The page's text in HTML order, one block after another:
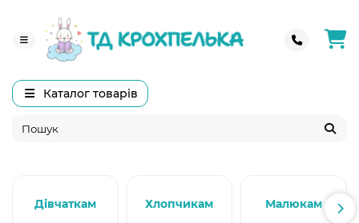
Каталог товарів
Дівчаткам Хлопчикам Малюкам